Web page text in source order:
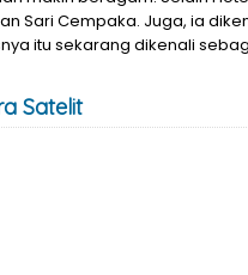
Sari Cempaka. Juga, ia
itu sekarang dikenali
Satelit